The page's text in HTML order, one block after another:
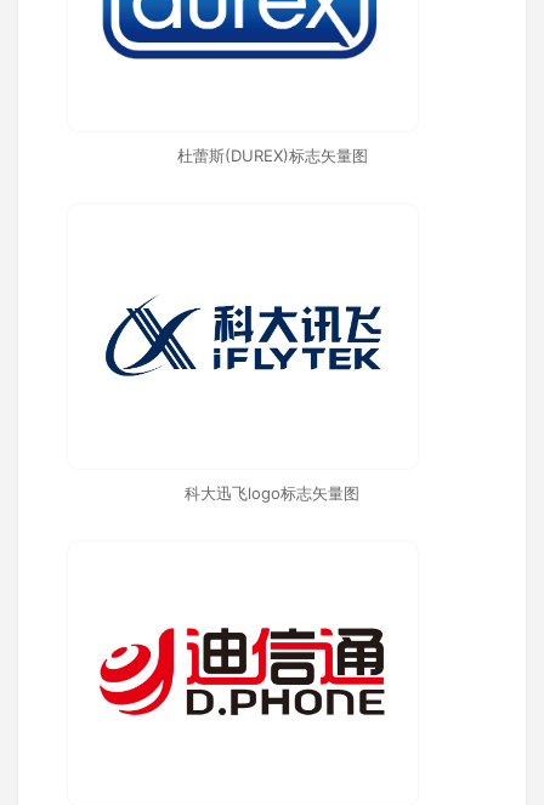
杜蕾斯(DUREX)标志矢量图
科大迅飞logo标志矢量图